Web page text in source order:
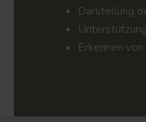
Darstellung
Erkennen von